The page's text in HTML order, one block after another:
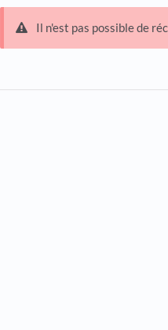
Il n'est pas possible de